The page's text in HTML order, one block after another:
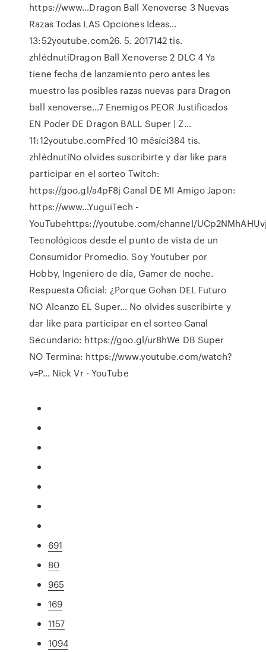
https://www…Dragon Ball Xenoverse 3 Nuevas
Razas Todas LAS Opciones Ideas…
13:52youtube.com26. 5. 2017142 tis.
zhlédnutíDragon Ball Xenoverse 2 DLC 4 Ya
tiene fecha de lanzamiento pero antes les
muestro las posibles razas nuevas para Dragon
ball xenoverse…7 Enemigos PEOR Justificados
EN Poder DE Dragon BALL Super | Z…
11:12youtube.comPřed 10 měsíci384 tis.
zhlédnutíNo olvides suscribirte y dar like para
participar en el sorteo Twitch:
https://goo.gl/a4pF8j Canal DE MI Amigo Japon:
https://www…YuguiTech -
YouTubehttps://youtube.com/channel/
Tecnológicos desde el punto de vista de un
Consumidor Promedio. Soy Youtuber por
Hobby, Ingeniero de día, Gamer de noche.
Respuesta Oficial: ¿Porque Gohan DEL Futuro
NO Alcanzo EL Super… No olvides suscribirte y
dar like para participar en el sorteo Canal
Secundario: https://goo.gl/ur8hWe DB Super
NO Termina: https://www.youtube.com/watch?
v=P... Nick Vr - YouTube
691
80
965
169
1157
1094